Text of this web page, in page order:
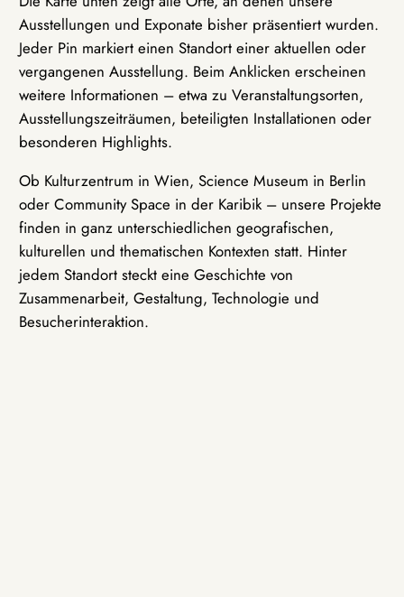
Ausstellungen und Exponate bisher präsentiert wurden.
Jeder Pin markiert einen Standort einer aktuellen oder
vergangenen Ausstellung. Beim Anklicken erscheinen
weitere Informationen – etwa zu Veranstaltungsorten,
Ausstellungszeiträumen, beteiligten Installationen oder
besonderen Highlights.
Ob Kulturzentrum in Wien, Science Museum in Berlin
oder Community Space in der Karibik – unsere Projekte
finden in ganz unterschiedlichen geografischen,
kulturellen und thematischen Kontexten statt. Hinter
jedem Standort steckt eine Geschichte von
Zusammenarbeit, Gestaltung, Technologie und
Besucherinteraktion.